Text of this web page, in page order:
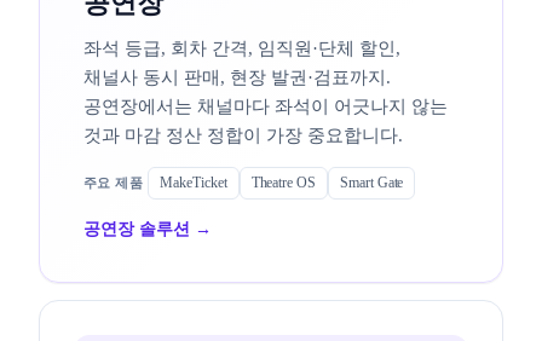
좌석 등급, 회차 간격, 임직원·단체 할인,
채널사 동시 판매, 현장 발권·검표까지.
공연장에서는 채널마다 좌석이 어긋나지 않는
것과 마감 정산 정합이 가장 중요합니다.
MakeTicket Theatre OS Smart Gate
공연장 솔루션 →